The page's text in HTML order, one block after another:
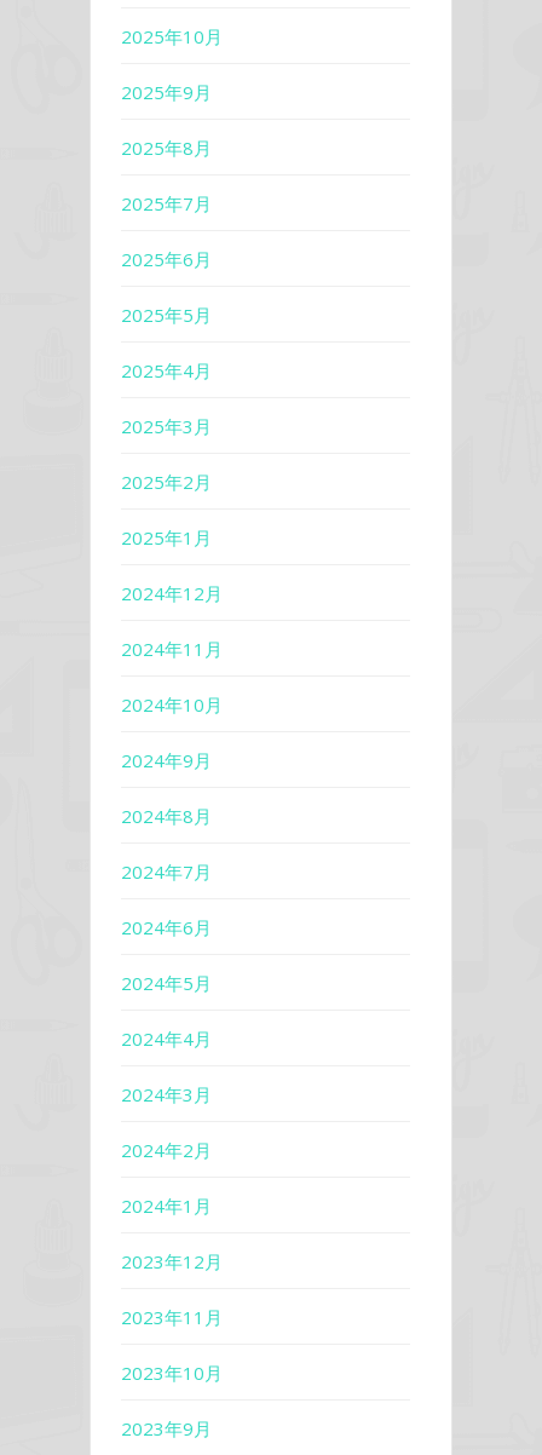
2025年10月
2025年9月
2025年8月
2025年7月
2025年6月
2025年5月
2025年4月
2025年3月
2025年2月
2025年1月
2024年12月
2024年11月
2024年10月
2024年9月
2024年8月
2024年7月
2024年6月
2024年5月
2024年4月
2024年3月
2024年2月
2024年1月
2023年12月
2023年11月
2023年10月
2023年9月